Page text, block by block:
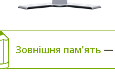
Зовнішня пам'ять —